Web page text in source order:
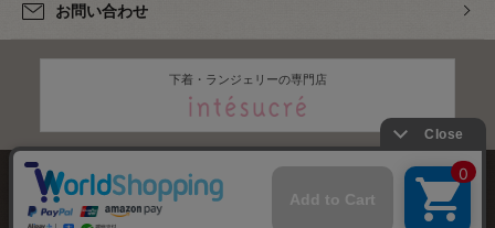
お問い合わせ
下着・ランジェリーの専門店
株式会社オカダヤ